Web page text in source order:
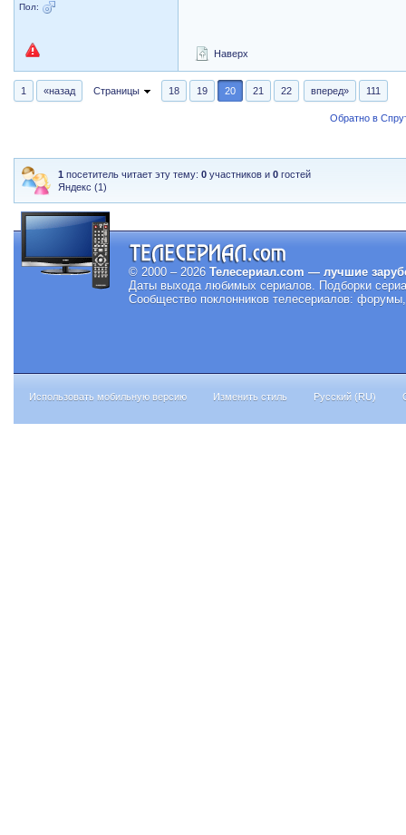
Пол:
Наверх
1 «назад Страницы 18 19 20 21 22 вперед» 111
Обратно в
1 посетитель читает эту тему:0 участников и0 гостей
Яндекс (1)
© 2000 – 2026 Телесериал.com — лучшие
Даты выхода любимых сериалов. Подборки
Сообщество поклонников телесериалов:
Использовать мобильную версию Изменить стиль Русский (RU)